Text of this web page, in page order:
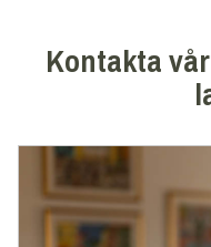
Kontakta